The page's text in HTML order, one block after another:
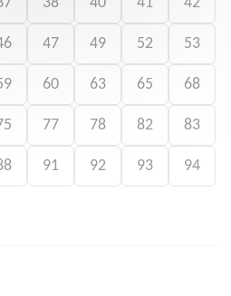
38 40 41 42
47 49 52 53
60 63 65 68
77 78 82 83
91 92 93 94